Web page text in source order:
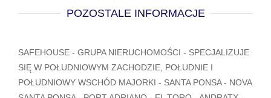
POZOSTALE INFORMACJE
SAFEHOUSE - GRUPA NIERUCHOMOŚCI - SPECJALIZUJE
SIĘ W POŁUDNIOWYM ZACHODZIE, POŁUDNIE I
POŁUDNIOWY WSCHÓD MAJORKI - SANTA PONSA - NOVA